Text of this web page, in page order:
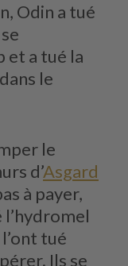
Odin a tué
et a tué la
le
le
d’Asgard
à payer,
l’hydromel
tué
Ils se